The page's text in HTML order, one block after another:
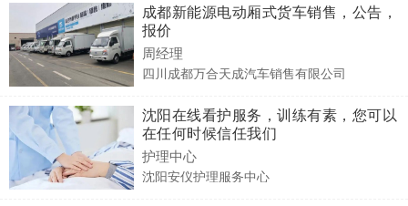
成都新能源电动厢式货车销售，公告，
报价
周经理
四川成都万合天成汽车销售有限公司
沈阳在线看护服务，训练有素，您可以
在任何时候信任我们
护理中心
沈阳安仪护理服务中心